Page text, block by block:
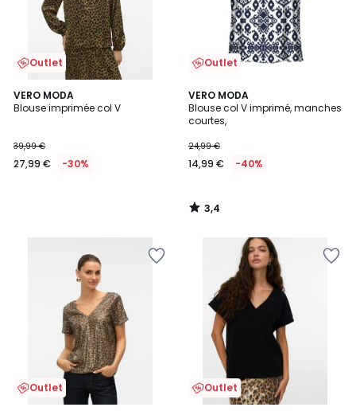
Outlet
VERO MODA
Blouse imprimée col V
39,99 €
27,99 € -30%
Outlet
VERO MODA
Blouse col V imprimé, manches
courtes,
24,99 €
14,99 € -40%
3,4
/ 5
3,4
/
Outlet Outlet